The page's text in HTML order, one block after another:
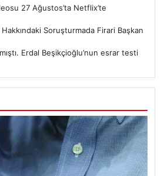
27 Ağustos’ta Netflix’te
Soruşturmada Firari Başkan
Erdal Beşikçioğlu’nun esrar testi